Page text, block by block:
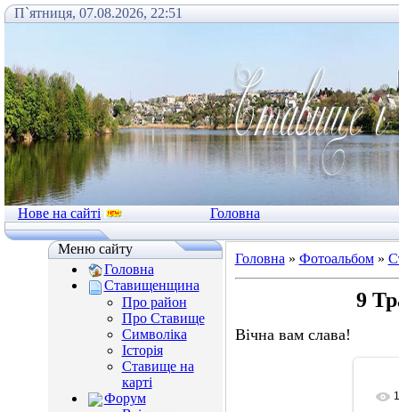
П`ятниця, 07.08.2026, 22:51
Нове на сайті Головна
Меню сайту
Головна
Ставищенщина
Про район
Про Ставище
Символіка
Історія
Ставище на
карті
Форум
Головна » Фотоальбом»
9
Вічна вам слава!